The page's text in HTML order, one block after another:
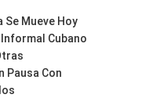
Se Mueve Hoy
Cubano
Pausa Con